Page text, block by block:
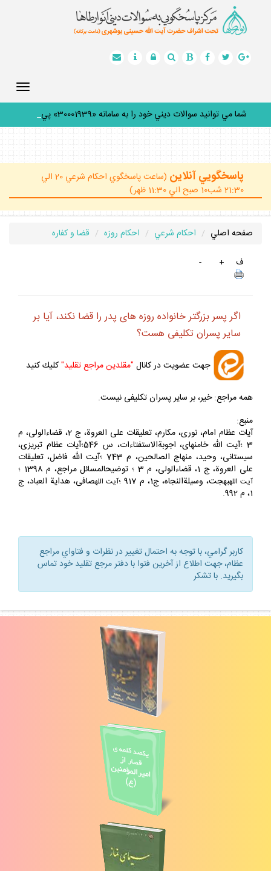
شما مي توانيد سوالات ديني خود را به سامانه «30001939» پيام
_
پاسخگويي آنلاين
(ساعت پاسخگوي احكام شرعي 20 الي
21:30 شب10 صبح الي 11:30 ظهر)
صفحه اصلي احكام شرعي احكام روزه
قضا و كفاره
ف
+
-
اگر پسر بزرگ‏تر خانواده روزه‏ هاى پدر را قضا نكند، آيا بر
ساير پسران تكليفى هست؟
جهت عضويت در كانال "مقلدين مراجع تقليد"كليك كنيد
همه مراجع: خير، بر ساير پسران تكليفى نيست.
منبع:
آيات عظام امام، نورى، مكارم، تعليقات على العروة، ج 2، قضاءالولى، م
3 ؛آيت الله خامنه‏اى، اجوبةالاستفتاءات، س 546؛آيات عظام تبريزى،
سيستانى، وحيد، منهاج الصالحين، م 743 ؛آيت الله فاضل، تعليقات
على العروة، ج 1، قضاءالولى، م 3 ؛ توضيحالمسائل مراجع، م 1398 ؛
آيت اللهبهجت، وسيلةالنجاه، ج‏1، م 917 ؛ آيت اللهصافى، هداية العباد، ج
1، م 992.
كاربر گرامي، با توجه به احتمال تغيير در نظرات و فتاواي مراجع
عظام، جهت اطلاع از آخرين فتوا با دفتر مرجع تقليد خود تماس
بگيريد. با تشكر